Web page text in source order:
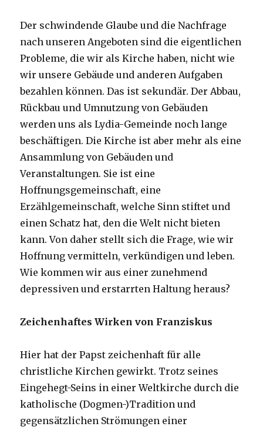
Der schwindende Glaube und die Nachfrage
nach unseren Angeboten sind die eigentlichen
Probleme, die wir als Kirche haben, nicht wie
wir unsere Gebäude und anderen Aufgaben
bezahlen können. Das ist sekundär. Der Abbau,
Rückbau und Umnutzung von Gebäuden
werden uns als Lydia-Gemeinde noch lange
beschäftigen. Die Kirche ist aber mehr als eine
Ansammlung von Gebäuden und
Veranstaltungen. Sie ist eine
Hoffnungsgemeinschaft, eine
Erzählgemeinschaft, welche Sinn stiftet und
einen Schatz hat, den die Welt nicht bieten
kann. Von daher stellt sich die Frage, wie wir
Hoffnung vermitteln, verkündigen und leben.
Wie kommen wir aus einer zunehmend
depressiven und erstarrten Haltung heraus?
Zeichenhaftes Wirken von Franziskus
Hier hat der Papst zeichenhaft für alle
christliche Kirchen gewirkt. Trotz seines
Eingehegt-Seins in einer Weltkirche durch die
katholische (Dogmen-)Tradition und
gegensätzlichen Strömungen einer